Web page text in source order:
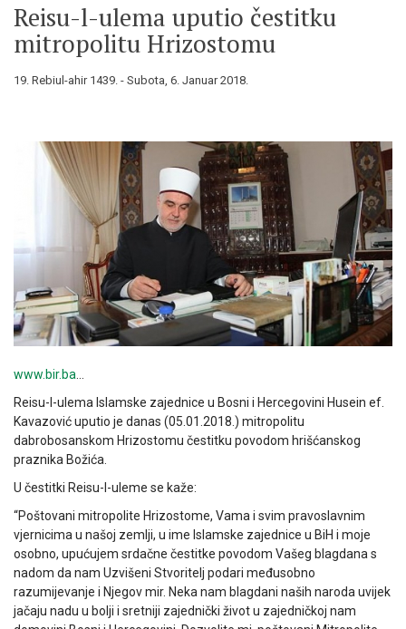
Reisu-l-ulema uputio čestitku
mitropolitu Hrizostomu
19. Rebiul-ahir 1439. - Subota, 6. Januar 2018.
www.bir.ba
Reisu-l-ulema Islamske zajednice u Bosni i Hercegovini Husein ef.
Kavazović uputio je danas (05.01.2018.) mitropolitu
dabrobosanskom Hrizostomu čestitku povodom hrišćanskog
praznika Božića.
U čestitki Reisu-l-uleme se kaže:
“Poštovani mitropolite Hrizostome, Vama i svim pravoslavnim
vjernicima u našoj zemlji, u ime Islamske zajednice u BiH i moje
osobno, upućujem srdačne čestitke povodom Vašeg blagdana s
nadom da nam Uzvišeni Stvoritelj podari međusobno
razumijevanje i Njegov mir. Neka nam blagdani naših naroda uvijek
jačaju nadu u bolji i sretniji zajednički život u zajedničkoj nam